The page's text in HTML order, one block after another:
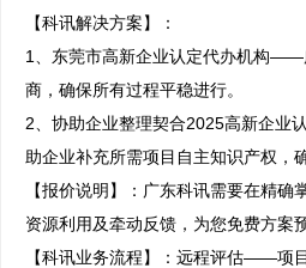
【科讯解决方案】：
1、东莞市高新企业认定代办机构——
商，确保所有过程平稳进行。
2、协助企业整理契合2025高新企业
助企业补充所需项目自主知识产权，
【报价说明】：广东科讯需要在精
资源利用及牵动反馈，为您免费方案
【科讯业务流程】：远程评估——